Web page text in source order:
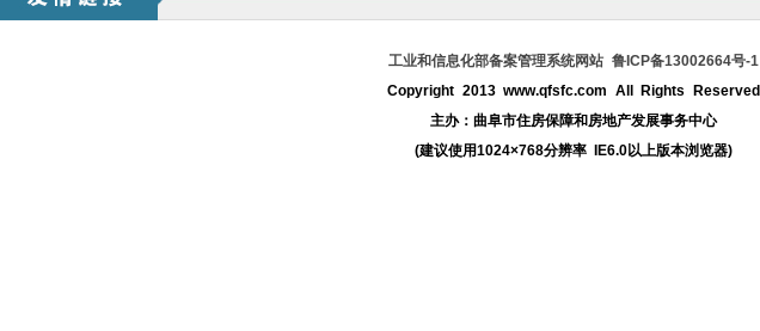
工业和信息化部备案管理系统网站 鲁ICP备13002664号-1
Copyright 2013 www.qfsfc.com All Rights Reserved
主办： 曲阜市住房保障和房地产发展事务中心
(建议使用1024×768分辨率 IE6.0以上版本浏览器)